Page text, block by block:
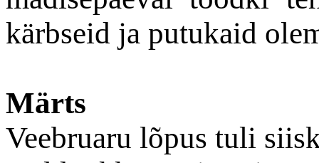
kärbseid ja putukaid
Märts
Veebruaru lõpus tuli